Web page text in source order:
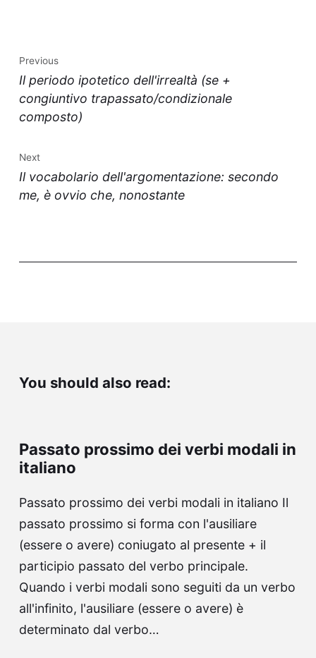
Previous
Il periodo ipotetico dell'irrealtà (se +
congiuntivo trapassato/condizionale
composto)
Next
Il vocabolario dell'argomentazione: secondo
me, è ovvio che, nonostante
You should also read:
Passato prossimo dei verbi modali in
italiano
Passato prossimo dei verbi modali in italiano Il
passato prossimo si forma con l'ausiliare
(essere o avere) coniugato al presente + il
participio passato del verbo principale.
Quando i verbi modali sono seguiti da un verbo
all'infinito, l'ausiliare (essere o avere) è
determinato dal verbo…